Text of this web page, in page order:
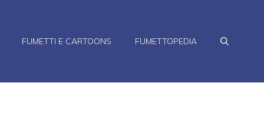
FUMETTI E CARTOONS FUMETTOPEDIA